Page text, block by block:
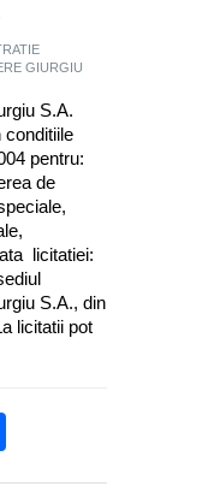
GIURGIU
S.A.
conditiile
pentru:
de
licitatiei:
S.A., din
licitatii pot